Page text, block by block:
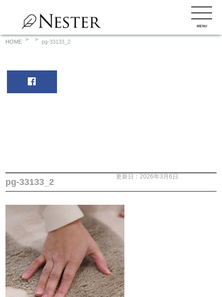
ン
MENU
HOME pg-33133_2
更新日：2026年3月6日
pg-33133_2